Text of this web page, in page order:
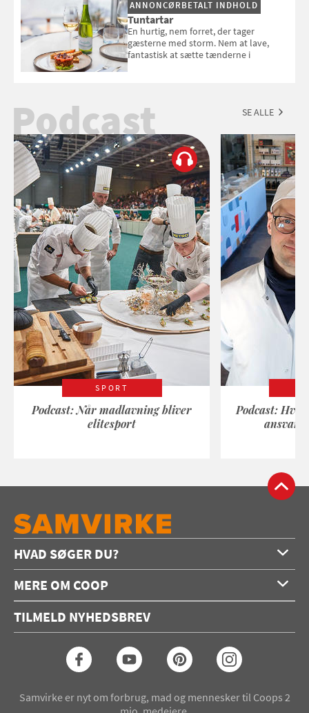
ANNONCØRBETALT INDHOLD
Tuntartar
En hurtig, nem forret, der tager
gæsterne med storm. Nem at lave,
fantastisk at sætte tænderne i
Podcast SE ALLE
SPORT
Podcast: Når madlavning bliver
elitesport
Podcast:
HVAD SØGER DU?
Opskrifter
Konkurrencer
Seneste Samvirke-magasin
MERE OM COOP
Annoncering
Coop medlem
TILMELD NYHEDSBREV
Samvirke er nyt om forbrug, mad og mennesker til Coops 2